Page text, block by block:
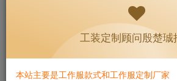
防静电工装供应商，三类不能
合作
功能性工装 防静电服
防静电
有关系
功能
工装定制顾问殷楚珹
本站主要是工作服款式和工作服定制厂家